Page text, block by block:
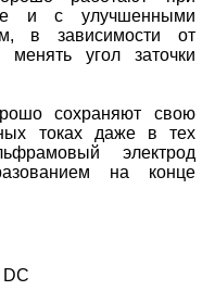
и с улучшенными
в зависимости от
угол заточки
сохраняют свою
токах даже в тех
электрод
на конце